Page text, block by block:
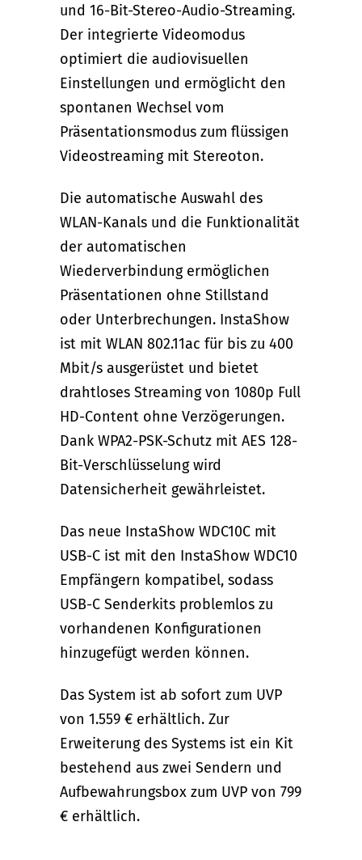
und 16-Bit-Stereo-Audio-Streaming.
Der integrierte Videomodus
optimiert die audiovisuellen
Einstellungen und ermöglicht den
spontanen Wechsel vom
Präsentationsmodus zum flüssigen
Videostreaming mit Stereoton.
Die automatische Auswahl des
WLAN-Kanals und die Funktionalität
der automatischen
Wiederverbindung ermöglichen
Präsentationen ohne Stillstand
oder Unterbrechungen. InstaShow
ist mit WLAN 802.11ac für bis zu 400
Mbit/s ausgerüstet und bietet
drahtloses Streaming von 1080p Full
HD-Content ohne Verzögerungen.
Dank WPA2-PSK-Schutz mit AES 128-
Bit-Verschlüsselung wird
Datensicherheit gewährleistet.
Das neue InstaShow WDC10C mit
USB-C ist mit den InstaShow WDC10
Empfängern kompatibel, sodass
USB-C Senderkits problemlos zu
vorhandenen Konfigurationen
hinzugefügt werden können.
Das System ist ab sofort zum UVP
von 1.559 € erhältlich. Zur
Erweiterung des Systems ist ein Kit
bestehend aus zwei Sendern und
Aufbewahrungsbox zum UVP von 799
€ erhältlich.